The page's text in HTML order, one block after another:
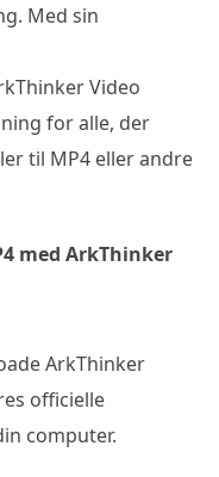
Med sin
Video
for alle, der
til MP4 eller andre
med ArkThinker
ArkThinker
officielle
computer.